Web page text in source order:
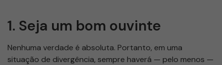
1. Seja um bom ouvinte
Nenhuma verdade é absoluta. Portanto, em uma
situação de divergência, sempre haverá — pelo menos —